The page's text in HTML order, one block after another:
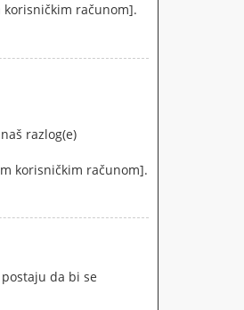
računom].
razlog(e)
korisničkim računom].
da bi se